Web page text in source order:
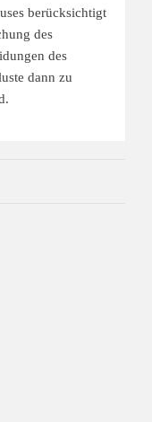
berücksichtigt
des
des
dann zu